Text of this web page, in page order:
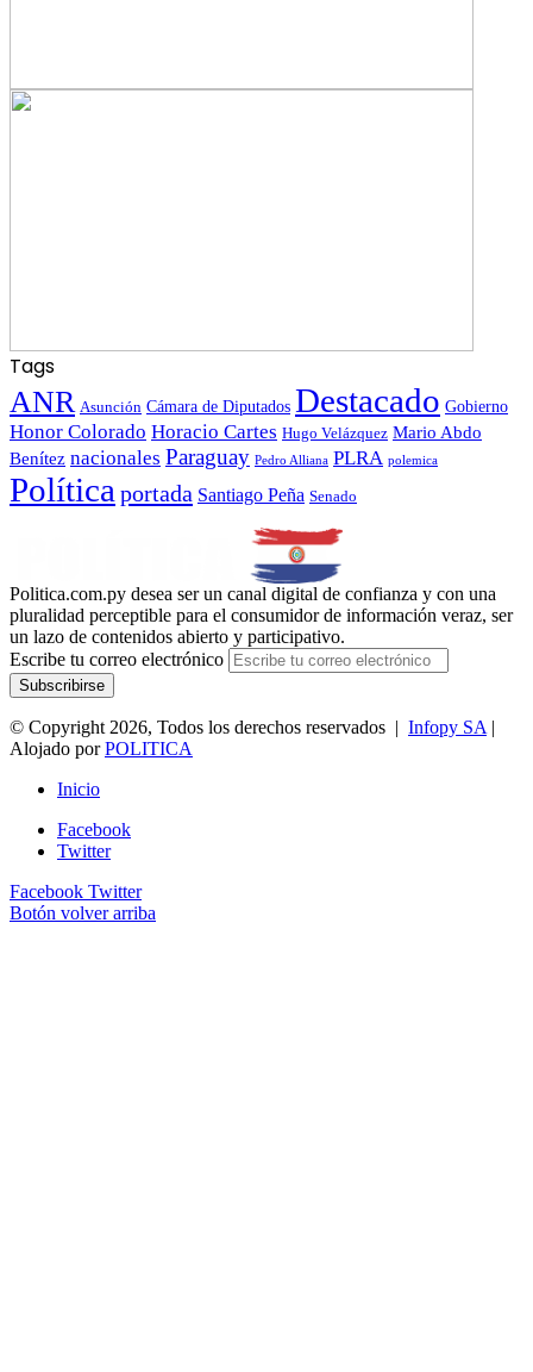
Tags
ANR Asunción Cámara de Diputados Destacado Gobierno
Honor Colorado Horacio Cartes Hugo Velázquez Mario Abdo
Benítez nacionales Paraguay Pedro Alliana PLRA polemica
Política portada Santiago Peña Senado
Politica.com.py desea ser un canal digital de confianza y con una
pluralidad perceptible para el consumidor de información veraz, ser
un lazo de contenidos abierto y participativo.
Escribe tu correo electrónico
© Copyright 2026, Todos los derechos reservados | Infopy SA |
Alojado porPOLITICA
Inicio
Facebook
Twitter
Facebook Twitter
Botón volver arriba